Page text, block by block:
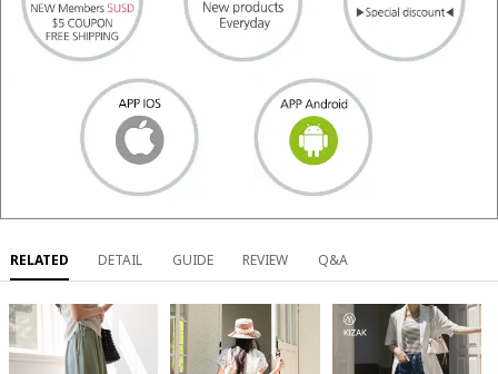
RELATED DETAIL GUIDE REVIEW Q&A